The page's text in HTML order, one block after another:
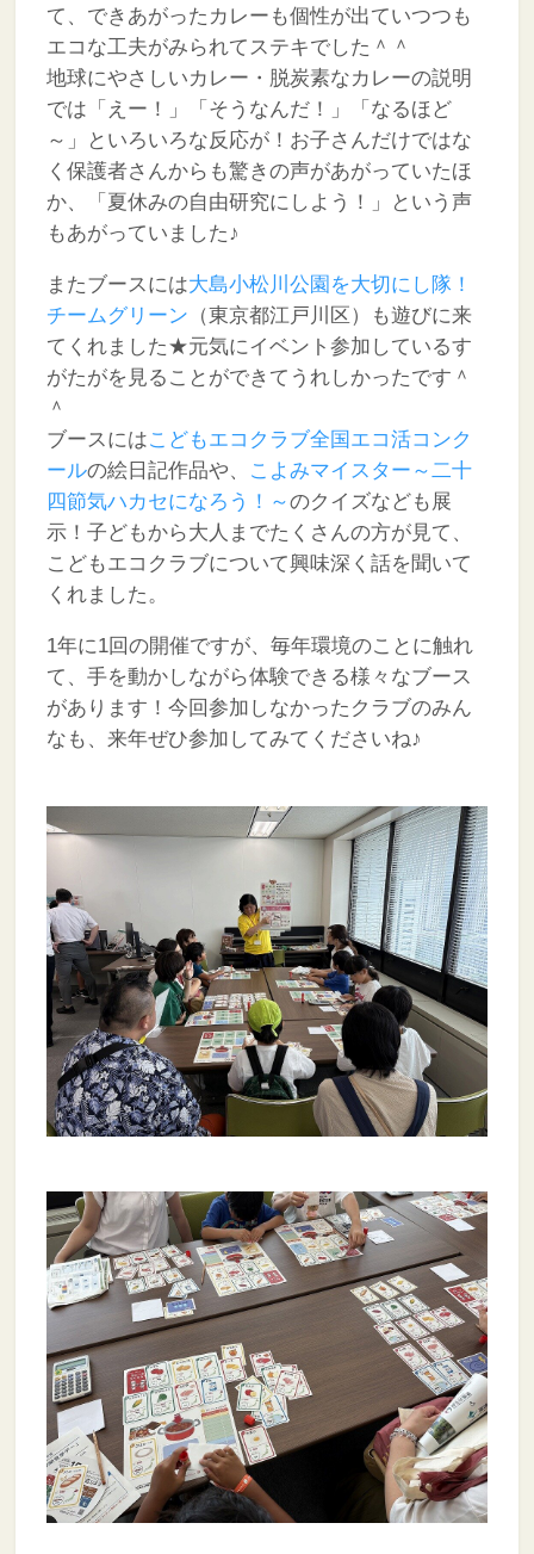
て、できあがったカレーも個性が出ていつつも
エコな工夫がみられてステキでした＾＾
地球にやさしいカレー・脱炭素なカレーの説明
では「えー！」「そうなんだ！」「なるほど
～」といろいろな反応が！お子さんだけではな
く保護者さんからも驚きの声があがっていたほ
か、「夏休みの自由研究にしよう！」という声
もあがっていました♪
またブースには大島小松川公園を大切にし隊！
チームグリーン （東京都江戸川区）も遊びに来
てくれました★元気にイベント参加しているす
がたがを見ることができてうれしかったです＾
＾
ブースにはこどもエコクラブ全国エコ活コンク
ールの絵日記作品や、
こよみマイスター～二十
四節気ハカセになろう！～のクイズなども展
示！子どもから大人までたくさんの方が見て、
こどもエコクラブについて興味深く話を聞いて
くれました。
1年に1回の開催ですが、毎年環境のことに触れ
て、手を動かしながら体験できる様々なブース
があります！今回参加しなかったクラブのみん
なも、来年ぜひ参加してみてくださいね♪